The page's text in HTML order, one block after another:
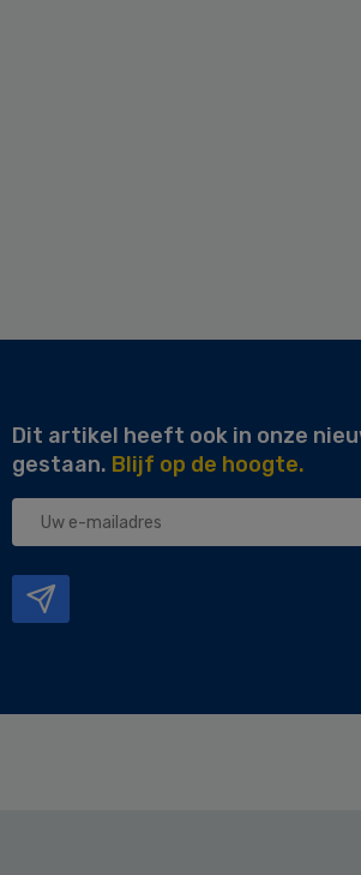
Dit artikel heeft ook in onze
gestaan. Blijf op de hoogte.
Uw